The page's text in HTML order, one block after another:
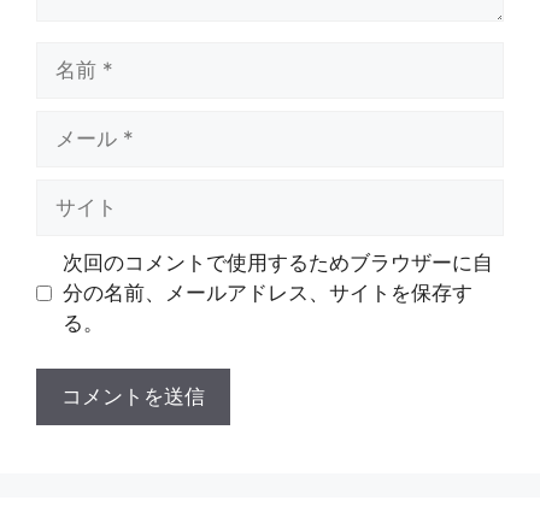
次回のコメントで使用するためブラウザーに自
分の名前、メールアドレス、サイトを保存す
る。